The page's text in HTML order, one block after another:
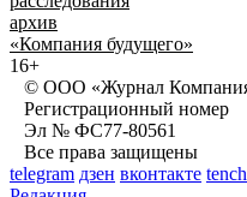
архив
«Компания будущего»
16+
© ООО «Журнал
Регистрационный номер
Эл № ФС77-80561
Все права защищены
telegram дзен вконтакте